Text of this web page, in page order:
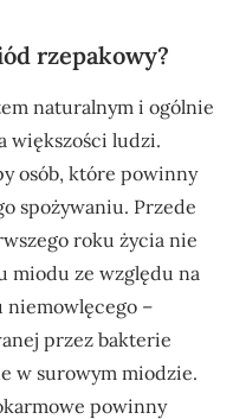
rzepakowy?
naturalnym i ogólnie
większości ludzi.
osób, które powinny
spożywaniu. Przede
roku życia nie
miodu ze względu na
niemowlęcego –
przez bakterie
w surowym miodzie.
powinny